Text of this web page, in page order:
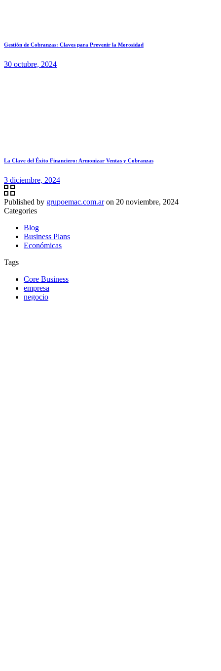
Gestión de Cobranzas: Claves para Prevenir la Morosidad
30 octubre, 2024
La Clave del Éxito Financiero: Armonizar Ventas y Cobranzas
3 diciembre, 2024
Published by grupoemac.com.ar on 20 noviembre, 2024
Categories
Blog
Business Plans
Económicas
Tags
Core Business
empresa
negocio